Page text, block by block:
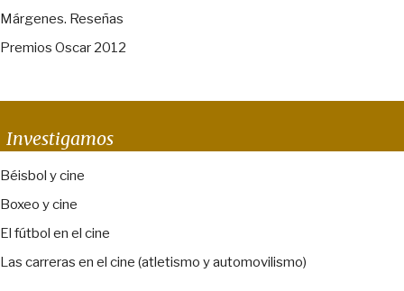
Márgenes. Reseñas
Premios Oscar 2012
Investigamos
Béisbol y cine
Boxeo y cine
El fútbol en el cine
Las carreras en el cine (atletismo y automovilismo)